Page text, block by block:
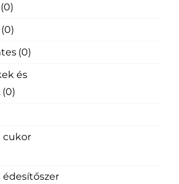
(0)
(0)
(0)
és
(0)
cukor
édesítőszer